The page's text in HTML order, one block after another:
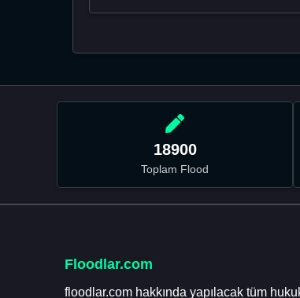
18900
Toplam Flood
Floodlar.com
floodlar.com hakkında yapılacak tüm